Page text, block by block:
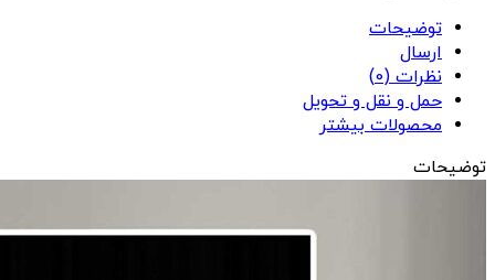
توضیحات
ارسال
نظرات (0)
حمل و نقل و تحویل
محصولات بیشتر
توضیحات